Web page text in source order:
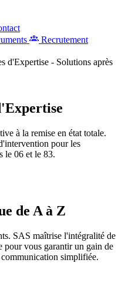
Recrutement
à la remise en état totale.
pour les
le 06 et le 83.
de A à Z
SAS maîtrise l'intégralité de
pour vous garantir un gain de
simplifiée.